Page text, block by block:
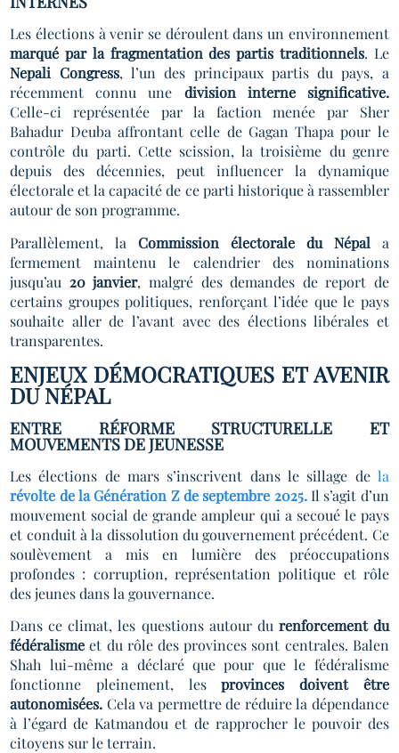
Les élections à venir se déroulent dans un environnement
marqué par la fragmentation des partis traditionnels. Le
Nepali Congress, l’un des principaux partis du pays, a
récemment connu une division interne significative.
Celle-ci représentée par la faction menée par Sher
Bahadur Deuba affrontant celle de Gagan Thapa pour le
contrôle du parti. Cette scission, la troisième du genre
depuis des décennies, peut influencer la dynamique
électorale et la capacité de ce parti historique à rassembler
autour de son programme.
Parallèlement, laCommission électorale du Népal a
fermement maintenu le calendrier des nominations
jusqu’au 20 janvier, malgré des demandes de report de
certains groupes politiques, renforçant l’idée que le pays
souhaite aller de l’avant avec des élections libérales et
transparentes.
ENJEUX DÉMOCRATIQUES ET AVENIR
DU NÉPAL
ENTRE RÉFORME STRUCTURELLE ET
MOUVEMENTS DE JEUNESSE
Les élections de mars s’inscrivent dans le sillage de la
révolte de la Génération Z de septembre 2025.Il s’agit d’un
mouvement social de grande ampleur qui a secoué le pays
et conduit à la dissolution du gouvernement précédent. Ce
soulèvement a mis en lumière des préoccupations
profondes : corruption, représentation politique et rôle
des jeunes dans la gouvernance.
Dans ce climat, les questions autour du renforcement du
fédéralisme et du rôle des provinces sont centrales. Balen
Shah lui-même a déclaré que pour que le fédéralisme
fonctionne pleinement, lesprovinces doivent être
autonomisées. Cela va permettre de réduire la dépendance
à l’égard de Katmandou et de rapprocher le pouvoir des
citoyens sur le terrain.